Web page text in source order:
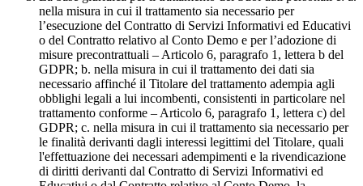
nella misura in cui il trattamento sia necessario per
l’esecuzione del Contratto di Servizi Informativi ed Educativi
o del Contratto relativo al Conto Demo e per l’adozione di
misure precontrattuali – Articolo 6, paragrafo 1, lettera b del
GDPR; b. nella misura in cui il trattamento dei dati sia
necessario affinché il Titolare del trattamento adempia agli
obblighi legali a lui incombenti, consistenti in particolare nel
trattamento conforme – Articolo 6, paragrafo 1, lettera c) del
GDPR; c. nella misura in cui il trattamento sia necessario per
le finalità derivanti dagli interessi legittimi del Titolare, quali
l'effettuazione dei necessari adempimenti e la rivendicazione
di diritti derivanti dal Contratto di Servizi Informativi ed